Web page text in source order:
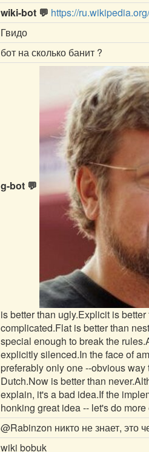
wiki-bot 💬 https://
Гвидо
бот на сколько банит ?
g-bot 💬
is better than ugly.Explicit is
complicated.Flat is better than
special enough to break the
explicitly silenced.In the face of
preferably only one --obvious
Dutch.Now is better than
explain, it's a bad idea.If the
honking great idea -- let's do more
@Rabinzon никто не знает, это
wiki bobuk